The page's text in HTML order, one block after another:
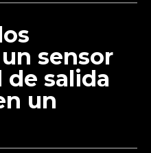
sensor
salida
un